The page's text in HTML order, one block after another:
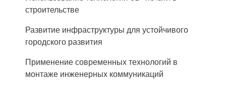
строительстве
Развитие инфраструктуры для устойчивого
городского развития
Применение современных технологий в
монтаже инженерных коммуникаций